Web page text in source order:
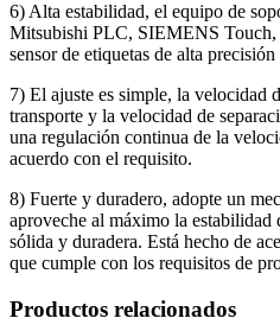
6) Alta estabilidad, el equipo de
Mitsubishi PLC, SIEMENS
sensor de etiquetas de alta
7) El ajuste es simple, la velocidad
transporte y la velocidad de
una regulación continua de la
acuerdo con el requisito.
8) Fuerte y duradero, adopte un
aproveche al máximo la
sólida y duradera. Está hecho de
que cumple con los requisitos de
Productos relacionados